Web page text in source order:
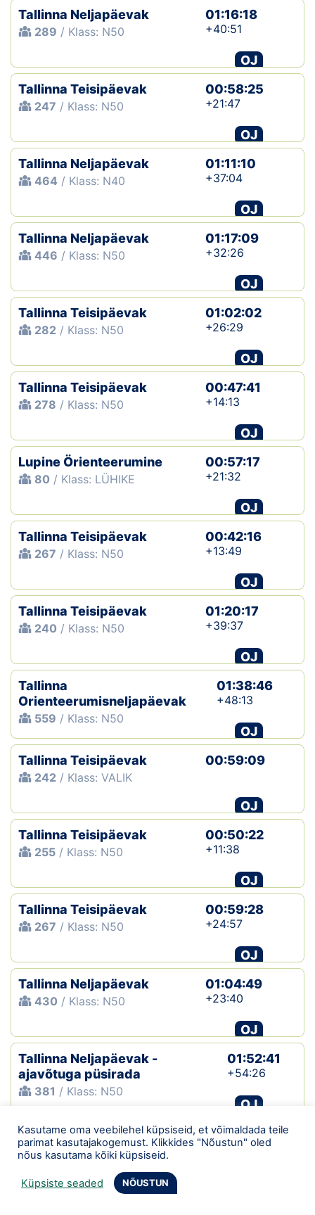
Tallinna Neljapäevak
289 / Klass: N50
01:16:18
+40:51
OJ
Tallinna Teisipäevak
247 / Klass: N50
00:58:25
+21:47
OJ
Tallinna Neljapäevak
464 / Klass: N40
01:11:10
+37:04
OJ
Tallinna Neljapäevak
446 / Klass: N50
01:17:09
+32:26
OJ
Tallinna Teisipäevak
282 / Klass: N50
01:02:02
+26:29
OJ
Tallinna Teisipäevak
278 / Klass: N50
00:47:41
+14:13
OJ
Lupine Örienteerumine
80 / Klass: LÜHIKE
00:57:17
+21:32
OJ
Tallinna Teisipäevak
267 / Klass: N50
00:42:16
+13:49
OJ
Tallinna Teisipäevak
240 / Klass: N50
01:20:17
+39:37
OJ
Tallinna
Orienteerumisneljapäevak
559 / Klass: N50
01:38:46
+48:13
OJ
Tallinna Teisipäevak
242 / Klass: VALIK
00:59:09
OJ
Tallinna Teisipäevak
255 / Klass: N50
00:50:22
+11:38
OJ
Tallinna Teisipäevak
267 / Klass: N50
00:59:28
+24:57
OJ
Tallinna Neljapäevak
430 / Klass: N50
01:04:49
+23:40
OJ
Tallinna Neljapäevak -
ajavõtuga püsirada
381 / Klass: N50
01:52:41
+54:26
OJ
Lupine Örienteerumine
96/ Klass: LÜHIKE
01:32:10
+54:22
Kasutame oma veebilehel küpsiseid, et võimaldada teile
parimat kasutajakogemust. Klikkides "Nõustun" oled
nõus kasutama kõiki küpsiseid.
Küpsiste seaded NÕUSTUN